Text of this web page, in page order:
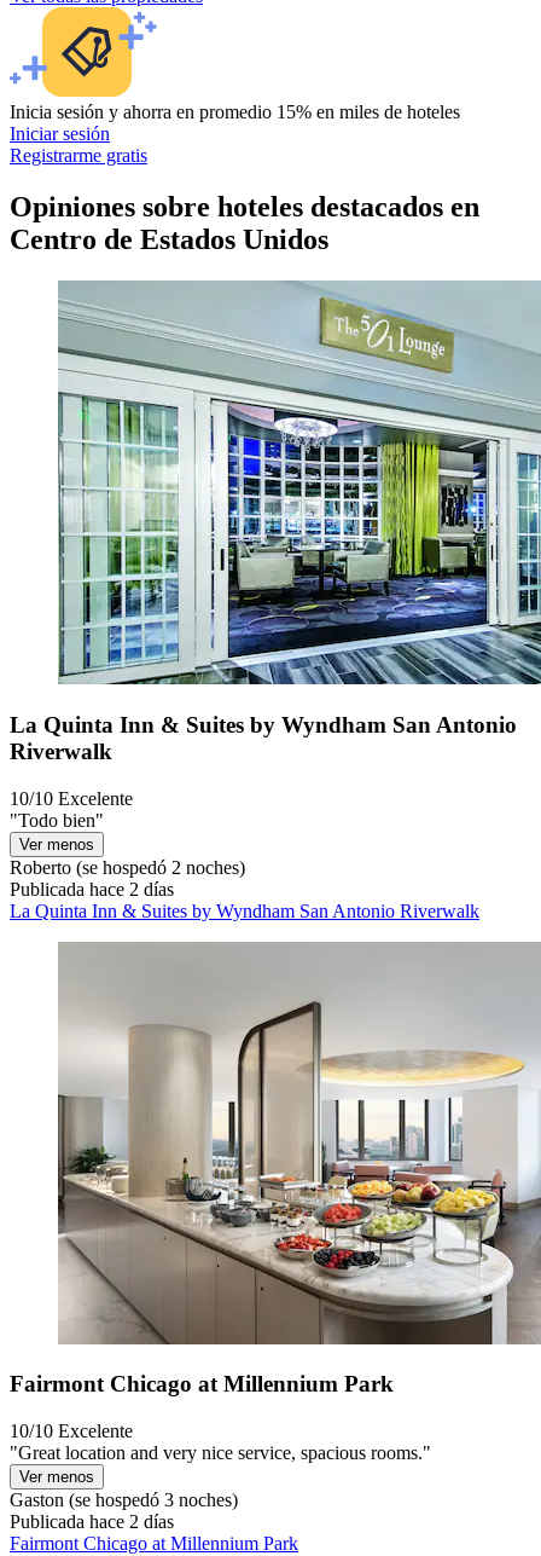
Inicia sesión y ahorra en promedio 15% en miles de hoteles
Iniciar sesión
Registrarme gratis
Opiniones sobre hoteles destacados en
Centro de Estados Unidos
La Quinta Inn & Suites by Wyndham San Antonio
Riverwalk
10/10 Excelente
"Todo bien"
Ver menos
Roberto (se hospedó 2 noches)
Publicada hace 2 días
La Quinta Inn & Suites by Wyndham San Antonio Riverwalk
Fairmont Chicago at Millennium Park
10/10 Excelente
"Great location and very nice service, spacious rooms."
Ver menos
Gaston (se hospedó 3 noches)
Publicada hace 2 días
Fairmont Chicago at Millennium Park